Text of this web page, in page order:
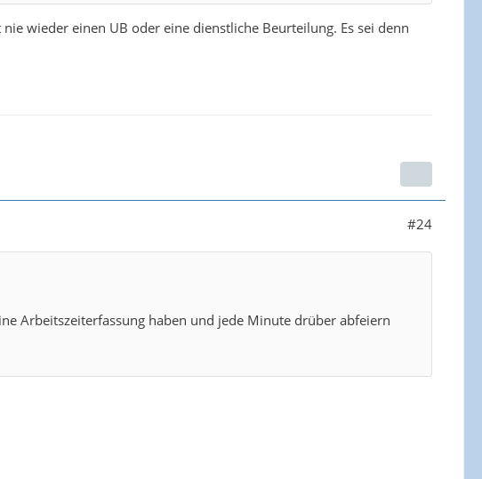
wieder einen UB oder eine dienstliche Beurteilung. Es sei denn
#24
Arbeitszeiterfassung haben und jede Minute drüber abfeiern